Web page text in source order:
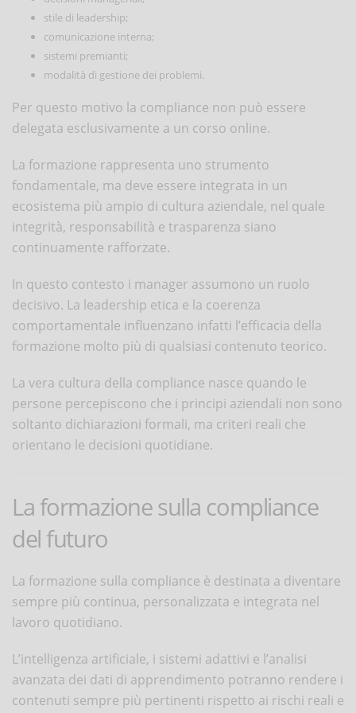
stile di leadership;
comunicazione interna;
sistemi premianti;
modalità di gestione dei problemi.
Per questo motivo la compliance non può essere
delegata esclusivamente a un corso online.
La formazione rappresenta uno strumento
fondamentale, ma deve essere integrata in un
ecosistema più ampio di cultura aziendale, nel quale
integrità, responsabilità e trasparenza siano
continuamente rafforzate.
In questo contesto i manager assumono un ruolo
decisivo. La leadership etica e la coerenza
comportamentale influenzano infatti l’efficacia della
formazione molto più di qualsiasi contenuto teorico.
La vera cultura della compliance nasce quando le
persone percepiscono che i principi aziendali non sono
soltanto dichiarazioni formali, ma criteri reali che
orientano le decisioni quotidiane.
La formazione sulla compliance
del futuro
La formazione sulla compliance è destinata a diventare
sempre più continua, personalizzata e integrata nel
lavoro quotidiano.
L’intelligenza artificiale, i sistemi adattivi e l’analisi
avanzata dei dati di apprendimento potranno rendere i
contenuti sempre più pertinenti rispetto ai rischi reali e